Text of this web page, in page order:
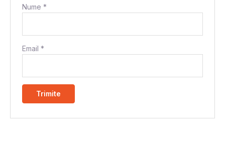
Nume*
Email*